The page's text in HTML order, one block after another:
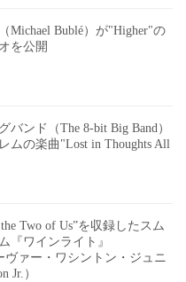
Michael Bublé）が"Higher"の
を公開
バンド（The 8-bit Big Band）
ムの楽曲"Lost in Thoughts All
Two of Us”を収録したスム
『ワインライト』
ヴァー・ワシントン・ジュニ
Jr.）